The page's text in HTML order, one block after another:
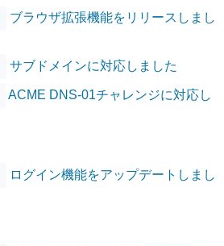
ブラウザ拡張機能をリリースしまし
サブドメインに対応しました
ACME DNS-01チャレンジに対応し
ログイン機能をアップデートしまし